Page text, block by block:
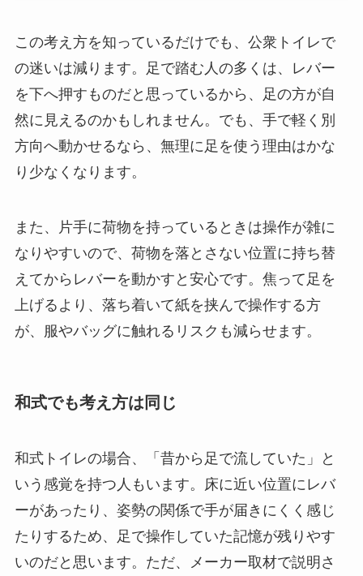
この考え方を知っているだけでも、公衆トイレで
の迷いは減ります。足で踏む人の多くは、レバー
を下へ押すものだと思っているから、足の方が自
然に見えるのかもしれません。でも、手で軽く別
方向へ動かせるなら、無理に足を使う理由はかな
り少なくなります。
また、片手に荷物を持っているときは操作が雑に
なりやすいので、荷物を落とさない位置に持ち替
えてからレバーを動かすと安心です。焦って足を
上げるより、落ち着いて紙を挟んで操作する方
が、服やバッグに触れるリスクも減らせます。
和式でも考え方は同じ
和式トイレの場合、「昔から足で流していた」と
いう感覚を持つ人もいます。床に近い位置にレバ
ーがあったり、姿勢の関係で手が届きにくく感じ
たりするため、足で操作していた記憶が残りやす
いのだと思います。ただ、メーカー取材で説明さ